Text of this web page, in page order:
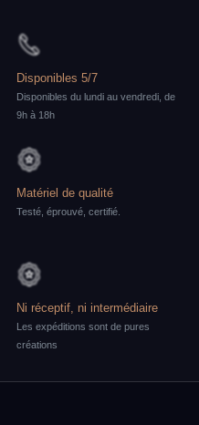
Disponibles 5/7
Disponibles du lundi au vendredi, de
9h à 18h
Matériel de qualité
Testé, éprouvé, certifié.
Ni réceptif, ni intermédiaire
Les expéditions sont de pures
créations